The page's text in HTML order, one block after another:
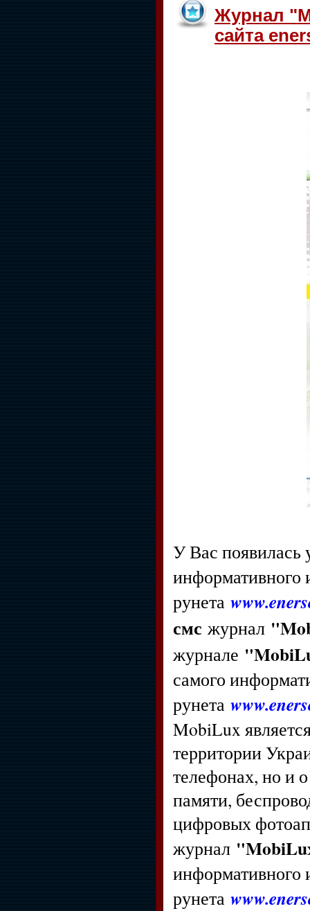
Журнал
сайта
У Вас появилась
информативного
рунета
смс журнал
журнале
самого
рунета
MobiLux
территории
телефонах, но и
памяти,
цифровых
журнал
информативного
рунета